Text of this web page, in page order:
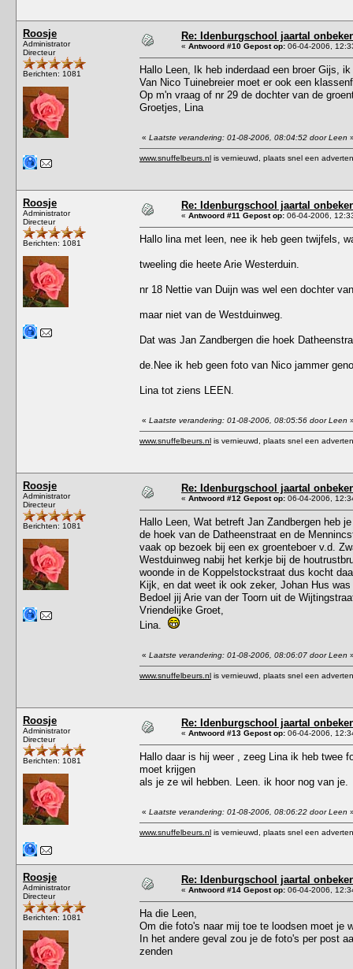
Roosje
Administrator
Directeur
Berichten: 1081
Re: Idenburgschool jaartal
« Antwoord #10 Gepost op: 06-04-2006,
Hallo Leen, Ik heb inderdaad een broer Gijs,
Van Nico Tuinebreier moet er ook een
Op m'n vraag of nr 29 de dochter van de
Groetjes, Lina
« Laatste verandering: 01-08-2006, 08:04:52 door Leen
www.snuffelbeurs.nl is vernieuwd, plaats snel een
Roosje
Administrator
Directeur
Berichten: 1081
Re: Idenburgschool jaartal
« Antwoord #11 Gepost op: 06-04-2006,
Hallo lina met leen, nee ik heb geen twijfels,
tweeling die heete Arie Westerduin.
nr 18 Nettie van Duijn was wel een dochter
maar niet van de Westduinweg.
Dat was Jan Zandbergen die hoek
de.Nee ik heb geen foto van Nico jammer
Lina tot ziens LEEN.
« Laatste verandering: 01-08-2006, 08:05:56 door Leen
www.snuffelbeurs.nl is vernieuwd, plaats snel een
Roosje
Administrator
Directeur
Berichten: 1081
Re: Idenburgschool jaartal
« Antwoord #12 Gepost op: 06-04-2006,
Hallo Leen, Wat betreft Jan Zandbergen heb
de hoek van de Datheenstraat en de
vaak op bezoek bij een ex groenteboer v.d.
Westduinweg nabij het kerkje bij de
woonde in de Koppelstockstraat dus kocht
Kijk, en dat weet ik ook zeker, Johan Hus
Bedoel jij Arie van der Toorn uit de
Vriendelijke Groet,
Lina.
« Laatste verandering: 01-08-2006, 08:06:07 door Leen
www.snuffelbeurs.nl is vernieuwd, plaats snel een
Roosje
Administrator
Directeur
Berichten: 1081
Re: Idenburgschool jaartal
« Antwoord #13 Gepost op: 06-04-2006,
Hallo daar is hij weer , zeeg Lina ik heb twee
moet krijgen
als je ze wil hebben. Leen. ik hoor nog van je.
« Laatste verandering: 01-08-2006, 08:06:22 door Leen
www.snuffelbeurs.nl is vernieuwd, plaats snel een
Roosje
Administrator
Directeur
Berichten: 1081
Re: Idenburgschool jaartal
« Antwoord #14 Gepost op: 06-04-2006,
Ha die Leen,
Om die foto's naar mij toe te loodsen moet je
In het andere geval zou je de foto's per post
zenden